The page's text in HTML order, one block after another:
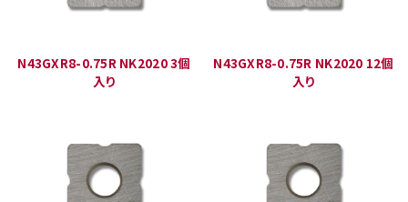
N43GXR8-0.75R NK2020 3個
入り
N43GXR8-0.75R NK2020 12個
入り